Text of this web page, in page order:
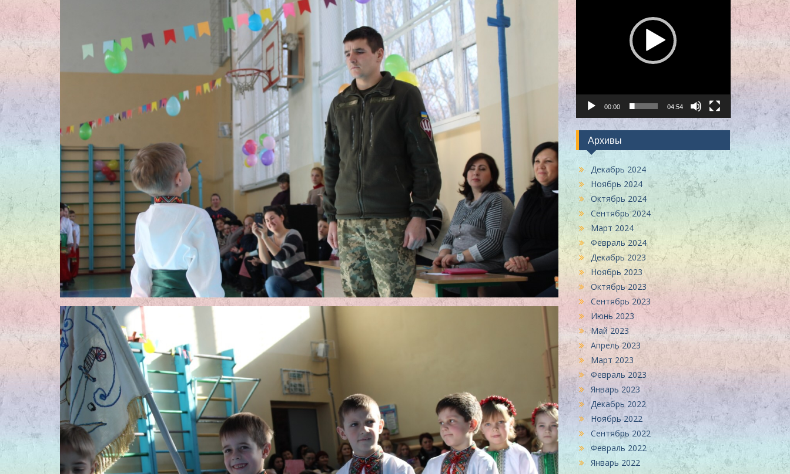
00:00 04:54
Архивы
Декабрь 2024
Ноябрь 2024
Октябрь 2024
Сентябрь 2024
Март 2024
Февраль 2024
Декабрь 2023
Ноябрь 2023
Октябрь 2023
Сентябрь 2023
Июнь 2023
Май 2023
Апрель 2023
Март 2023
Февраль 2023
Январь 2023
Декабрь 2022
Ноябрь 2022
Сентябрь 2022
Февраль 2022
Январь 2022